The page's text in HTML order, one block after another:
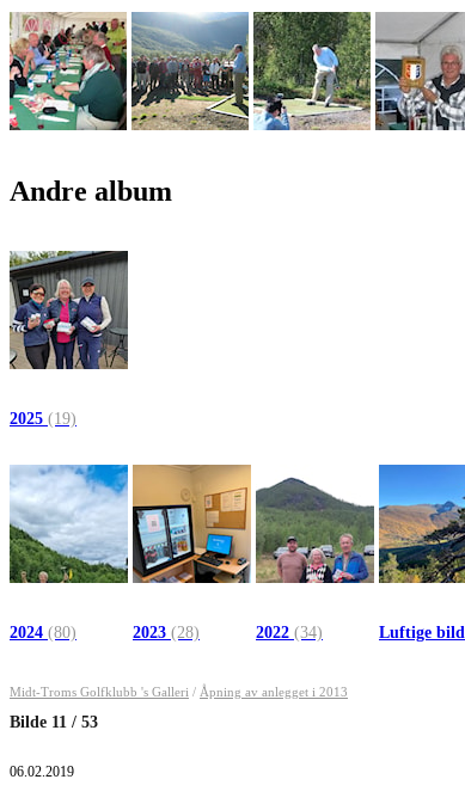
Andre album
2025 (19)
2024 (80) 2023 (28) 2022 (34) Luftige
Midt-Troms Golfklubb 's Galleri / Åpning av anlegget i 2013
Bilde 11 / 53
06.02.2019